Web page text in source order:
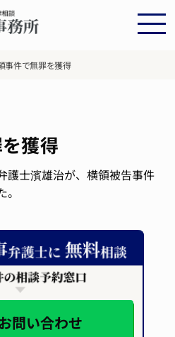
事件で無罪を獲得
獲得
護士濱雄治が、横領被告事件
問い合わせ